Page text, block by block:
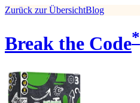
Zurück zur ÜbersichtBlog
Break the Code*